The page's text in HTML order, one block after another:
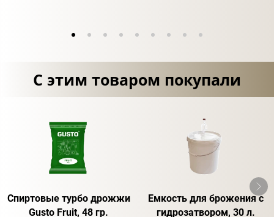
С этим товаром покупали
Спиртовые турбо дрожжи
Gusto Fruit, 48 гр.
Емкость для брожения с
гидрозатвором, 30 л.